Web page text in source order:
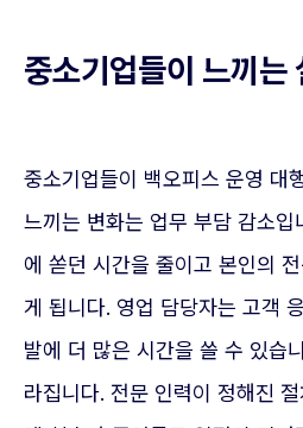
중소기업들이 느끼는
중소기업들이 백오피스 운영 대
느끼는 변화는 업무 부담 감소입
에 쏟던 시간을 줄이고 본인의
게 됩니다. 영업 담당자는 고객
발에 더 많은 시간을 쓸 수 있습
라집니다. 전문 인력이 정해진